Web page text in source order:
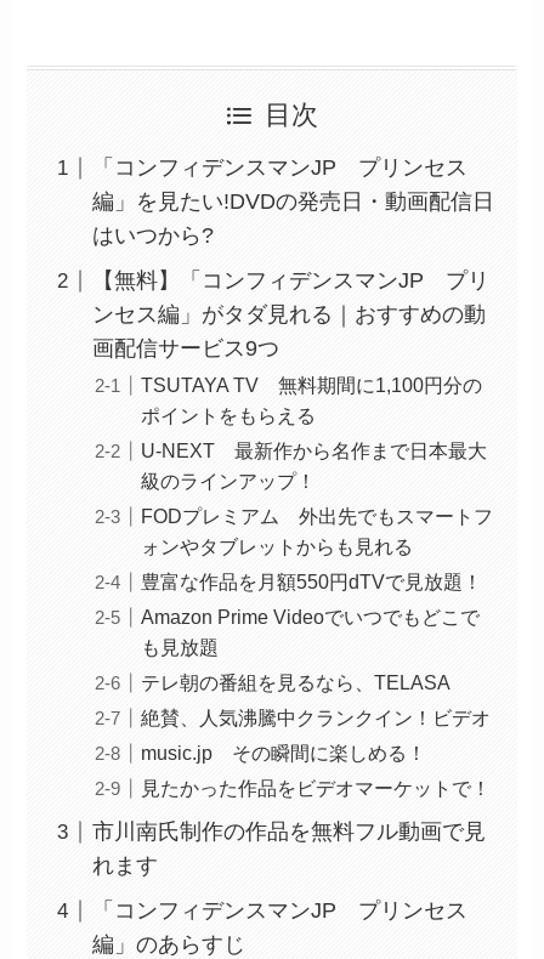
目次
「コンフィデンスマンJP プリンセス
編」を見たい!DVDの発売日・動画配信日
はいつから?
【無料】「コンフィデンスマンJP プリ
ンセス編」がタダ見れる｜おすすめの動
画配信サービス9つ
TSUTAYA TV 無料期間に1,100円分の
ポイントをもらえる
U-NEXT 最新作から名作まで日本最大
級のラインアップ！
FODプレミアム 外出先でもスマートフ
ォンやタブレットからも見れる
豊富な作品を月額550円dTVで見放題！
Amazon Prime Videoでいつでもどこで
も見放題
テレ朝の番組を見るなら、TELASA
絶賛、人気沸騰中クランクイン！ビデオ
music.jp その瞬間に楽しめる！
見たかった作品をビデオマーケットで！
市川南氏制作の作品を無料フル動画で見
れます
「コンフィデンスマンJP プリンセス
編」のあらすじ